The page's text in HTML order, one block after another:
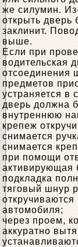
же силумин.
открыть дверь
заклинит.
выше.
Если при
водительская
отсоединения
предметов
устраняется в
дверь должна
внутреннюю
крепеж
снимается
снимается
при помощи
активирующая
подкладка
тяговый шнур
откручиваются
автомобиля;
через проем,
аккуратно